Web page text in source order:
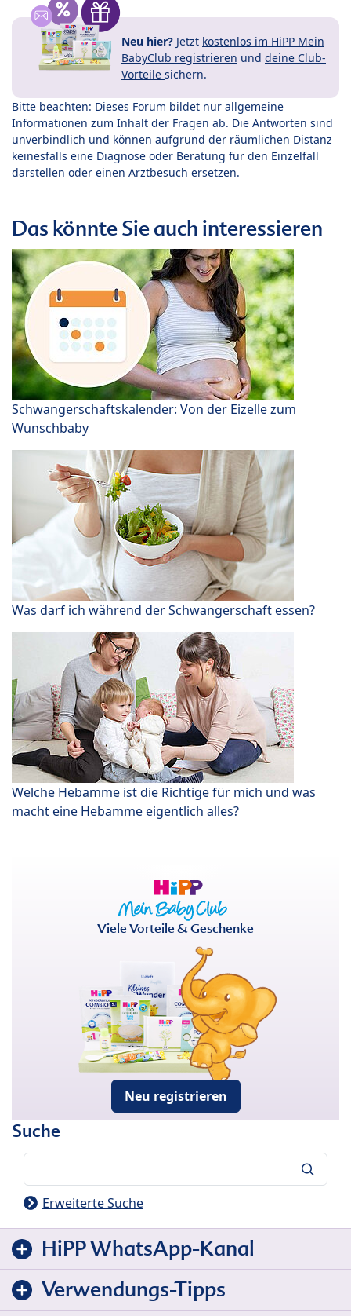
Neu hier? Jetzt kostenlos im HiPP Mein
BabyClub registrieren und deine Club-
Vorteile sichern.
Bitte beachten: Dieses Forum bildet nur allgemeine
Informationen zum Inhalt der Fragen ab. Die Antworten sind
unverbindlich und können aufgrund der räumlichen Distanz
keinesfalls eine Diagnose oder Beratung für den Einzelfall
darstellen oder einen Arztbesuch ersetzen.
Das könnte Sie auch interessieren
Schwangerschaftskalender: Von der Eizelle zum
Wunschbaby
Was darf ich während der Schwangerschaft essen?
Welche Hebamme ist die Richtige für mich und was
macht eine Hebamme eigentlich alles?
Viele Vorteile & Geschenke
Neu registrieren
Suche
Erweiterte Suche
HiPP WhatsApp-Kanal
Verwendungs-Tipps